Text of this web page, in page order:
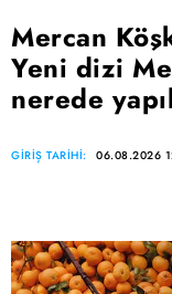
Mercan
Yeni dizi
nerede
GİRİŞ TARİHİ: 06.08.2026